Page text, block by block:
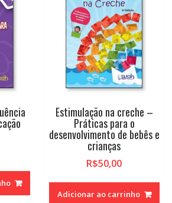
Estimulação na creche –
Práticas para o
desenvolvimento de bebês e
crianças
R$50,00
Adicionar ao carrinho